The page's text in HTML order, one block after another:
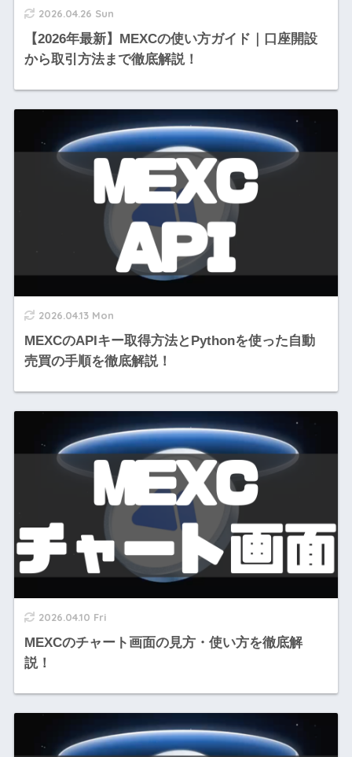
2026.04.26 Sun
【2026年最新】MEXCの使い方ガイド｜口座開設
から取引方法まで徹底解説！
2026.04.13 Mon
MEXCのAPIキー取得方法とPythonを使った自動
売買の手順を徹底解説！
2026.04.10 Fri
MEXCのチャート画面の見方・使い方を徹底解
説！